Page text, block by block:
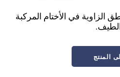
الزاوية في الأختام المركبة
المنتج